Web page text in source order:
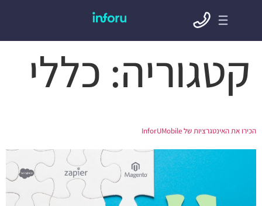
קטגוריה: כללי
הכירו את האינטגרציות של InforUMobile